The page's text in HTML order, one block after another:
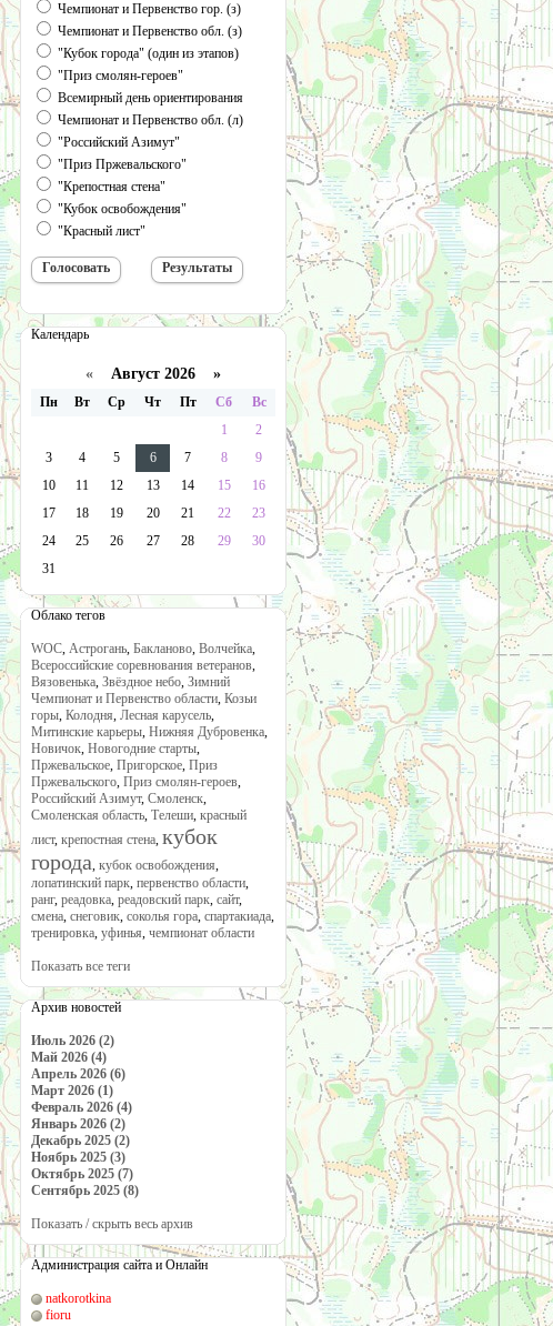
Чемпионат и Первенство гор. (з)
Чемпионат и Первенство обл. (з)
"Кубок города" (один из этапов)
"Приз смолян-героев"
Всемирный день ориентирования
Чемпионат и Первенство обл. (л)
"Российский Азимут"
"Приз Пржевальского"
"Крепостная стена"
"Кубок освобождения"
"Красный лист"
Календарь
« Август 2026 »
Пн Вт Ср Чт Пт Сб
Вс
1
2
3
4 5 6 7 8
9
10
11 12 13 14 15
16
17
18 19 20 21 22
23
24
25 26 27 28 29
30
31
Облако тегов
WOC, Астрогань, Бакланово, Волчейка,
Всероссийские соревнования ветеранов,
Вязовенька, Звёздное небо, Зимний
Чемпионат и Первенство области, Козьи
горы, Колодня, Лесная карусель,
Митинские карьеры, Нижняя Дубровенка,
Новичок, Новогодние старты,
Пржевальское, Пригорское, Приз
Пржевальского, Приз смолян-героев,
Российский Азимут, Смоленск,
Смоленская область, Телеши, красный
лист, крепостная стена, кубок
города, кубок освобождения,
лопатинский парк, первенство области,
ранг, реадовка, реадовский парк, сайт,
смена, снеговик, соколья гора, спартакиада,
тренировка, уфинья, чемпионат области
Показать все теги
Архив новостей
Июль 2026 (2)
Май 2026 (4)
Апрель 2026 (6)
Март 2026 (1)
Февраль 2026 (4)
Январь 2026 (2)
Декабрь 2025 (2)
Ноябрь 2025 (3)
Октябрь 2025 (7)
Сентябрь 2025 (8)
Показать / скрыть весь архив
Администрация сайта и Онлайн
natkorotkina
fioru